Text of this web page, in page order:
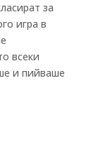
за
игра в
всеки
и пийваше